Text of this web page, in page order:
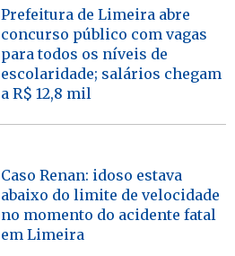
Prefeitura de Limeira abre
concurso público com vagas
para todos os níveis de
escolaridade; salários chegam
a R$ 12,8 mil
Caso Renan: idoso estava
abaixo do limite de velocidade
no momento do acidente fatal
em Limeira